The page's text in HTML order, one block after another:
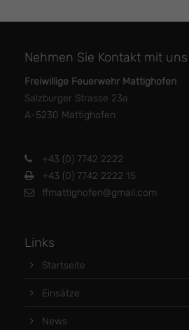
Nehmen Sie Kontakt mit
Freiwillige Feuerwehr Mattighofen
Salzburger Strasse 23a
A-5230 Mattighofen
+43 (0) 7742 2222
+43 (0) 7742 2222 15
ffmattighofen@gmail.com
Links
Startseite
Einsätze
News